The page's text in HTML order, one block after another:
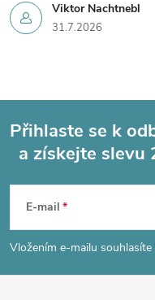
Viktor Nachtnebl
31.7.2026
p
a
Přihlaste se k
a získejte slevu
E-mail
Vložením e-mailu souhlasíte